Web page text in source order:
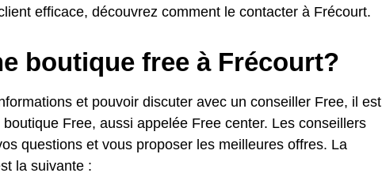
efficace, découvrez comment le contacter à Frécourt.
boutique free à Frécourt?
et pouvoir discuter avec un conseiller Free, il est
Free, aussi appelée Free center. Les conseillers
questions et vous proposer les meilleures offres. La
la suivante :